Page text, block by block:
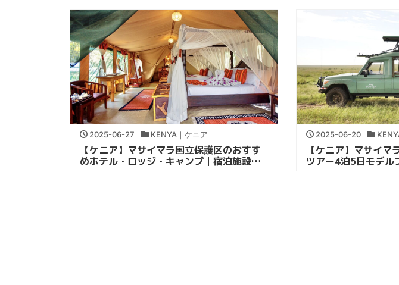
2025-06-27 KENYA｜ケニア
【ケニア】マサイマラ国立保護区のおすす
めホテル・ロッジ・キャンプ｜宿泊施設レ
2025-06-20
【ケニア】マサイマ
ツアー4泊5日モデル